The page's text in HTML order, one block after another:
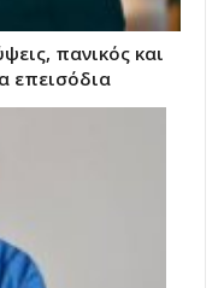
πανικός και
επεισόδια